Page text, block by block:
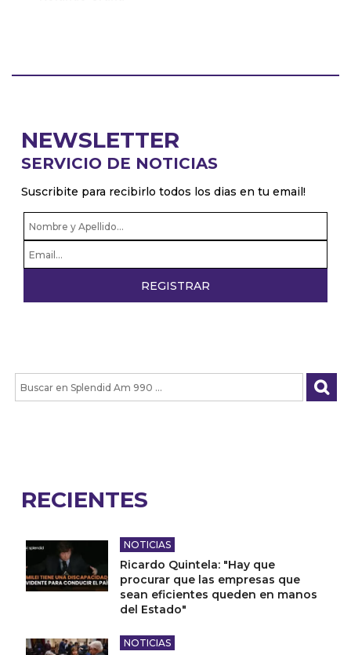
NEWSLETTER
SERVICIO DE NOTICIAS
Suscribite para recibirlo todos los dias en tu email!
RECIENTES
NOTICIAS
Ricardo Quintela: "Hay que
procurar que las empresas que
sean eficientes queden en manos
del Estado"
NOTICIAS